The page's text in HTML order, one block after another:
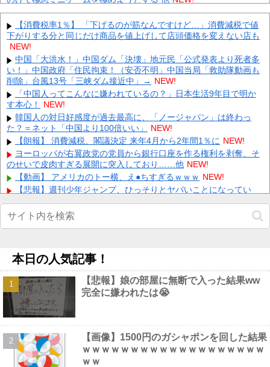
【悲報】ゲーフリ新作「ビースト・オブ・リインカーネーショ
ン」、老舗レビューサイトからボロクソ言われてしまう 他 NEW!
八村塁「ホーバスが監督辞めた？じゃあ代表復帰する！」←これ
ｗｗｗｗｗｗｗｗｗ 他
兄嫁「正月に帰るから、ゲームと、いいお肉と酒と、お風呂グッ
ズの準備しとけよ」寝起きの私「知るかボケ」兄嫁「キィィィィ
ー！...
NEW!
【動画】 新型のさすまた、限界突破ｗｗｗｗｗｗ NEW!
【悲報】 有吉、一般人に「ド正論」を叩きつけて炎上ｗｗｗｗｗ
ｗｗｗ NEW!
【画像】 ワイ「アルファードいいなあ。買いに行くか」店員「ほ
いっ見積もりな！」ワイ「金額おかしくね？」←お前らもそう思
う... NEW!
【画像】 「キム兄」こと芸人・木村祐一さん（63歳）、最新の松
本人志さんとのツーショットが完全に別人だとネット騒然！
「... NEW!
Powered by livedoor 相互RSS
【消費税率1％】 「下げるのが筋なんですけど…」消費減税で値
下がりする分と同じだけ商品を値上げして店頭価格を変えない店も
NEW!
中国「大洪水！」中国ダム「決壊」地元民「公式発表より死者多
い！」中国政府「住民拘束！（安否不明」中国当局「救助隊動画も
削除」台風13号「三峡ダム接近中」→ NEW!
「中国人ってこんなに嫌われているの？」日本生活9年目で明か
す本心！
NEW!
韓国人の対日好感度が過去最高に、「ノージャパン」は終わっ
た？＝ネット「中国より100倍いい」
NEW!
【朗報】 消費減税、閣議決定 来年4月から2年間1％に NEW!
ヨーロッパが右翼政党の党員から銀行口座を作る権利を剥奪、そ
のせいで皮肉すぎる展開に突入しており……他 NEW!
【動画】 アメリカのトー横、え●ちすぎるｗｗｗ NEW!
【悲報】週刊少年ジャンプ、ひっそりとヤバいことになってい
【画像】 田中みな実(39) 妊娠中でも露出多めのドレス、これノー
NEW!
【画像】 風俗で毎回こういう"恵体メロン"お姉さん(35)を指名し
てしまうんやが・・・・・・ NEW!
甲子園初・女性の審判員がデビュー 試合後に涙…「嬉しい気持
ちと絶対失敗しちゃいけない、それだけでした」他
なぁ、永久機関ってなんで絶対に作れないん？他
【画像】 フリーアナの宇垣美里(35)さん、パンッパンの乳房がエ
□すぎるｗｗｗｗｗｗ
NEW!
【画像】 避難所の女がHすぎるｗｗｗｗｗ
NEW!
本日の人気記事！
【悲報】娘の部屋に無断で入った結果ww
完全に嫌われたは😭
【画像】1500円のガシャポンを回した結果
ｗｗｗｗｗｗｗｗｗｗｗｗｗｗｗｗｗｗｗ
ｗｗ